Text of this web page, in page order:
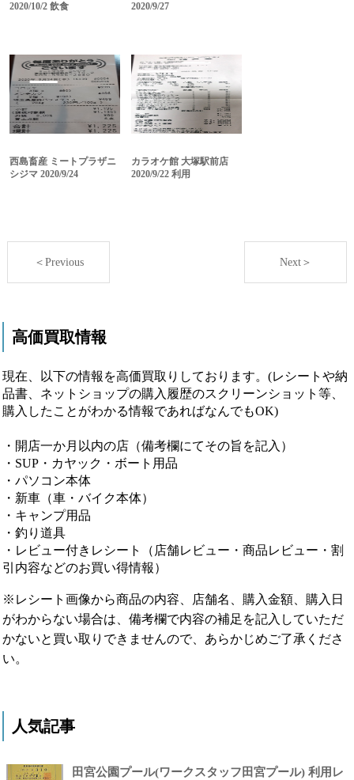
2020/10/2 飲食 2020/9/27
西島畜産 ミートプラザニ
シジマ 2020/9/24
カラオケ館 大塚駅前店
2020/9/22 利用
＜Previous Next＞
高価買取情報
現在、以下の情報を高価買取りしております。(レシートや納
品書、ネットショップの購入履歴のスクリーンショット等、
購入したことがわかる情報であればなんでもOK)
・開店一か月以内の店（備考欄にてその旨を記入）
・SUP・カヤック・ボート用品
・パソコン本体
・新車（車・バイク本体）
・キャンプ用品
・釣り道具
・レビュー付きレシート（店舗レビュー・商品レビュー・割
引内容などのお買い得情報）
※レシート画像から商品の内容、店舗名、購入金額、購入日
がわからない場合は、備考欄で内容の補足を記入していただ
かないと買い取りできませんので、あらかじめご了承くださ
い。
人気記事
田宮公園プール(ワークスタッフ田宮プール) 利用レ